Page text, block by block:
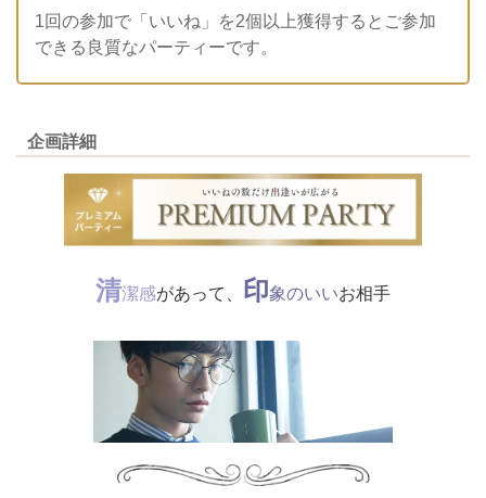
1回の参加で「いいね」を2個以上獲得するとご参加
できる良質なパーティーです。
企画詳細
清潔感があって、 印象のいいお相手